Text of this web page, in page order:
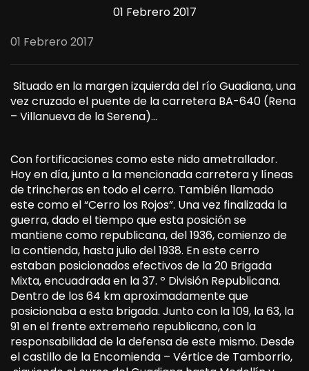
01 Febrero 2017
01 Febrero 2017
Situado en la margen izquierda del río Guadiana, una
vez cruzado el puente de la carretera BA-640 (Rena
– Villanueva de la Serena)…
Con fortificaciones como este nido ametrallador.
Hoy en día, junto a la mencionada carretera y líneas
de trincheras en todo el cerro. También llamado
este como el “Cerro los Rojos”. Una vez finalizada la
guerra, dado el tiempo que esta posición se
mantiene como republicana, del 1936, comienzo de
la contienda, hasta julio del 1938. En este cerro
estaban posicionados efectivos de la 20 Brigada
Mixta, encuadrada en la 37. º División Republicana.
Dentro de los 64 km aproximadamente que
posicionaba a esta brigada. Junto con la 109, la 63, la
91 en el frente extremeño republicano, con la
responsabilidad de la defensa de este mismo. Desde
el castillo de la Encomienda – Vértice de Tamborrio,